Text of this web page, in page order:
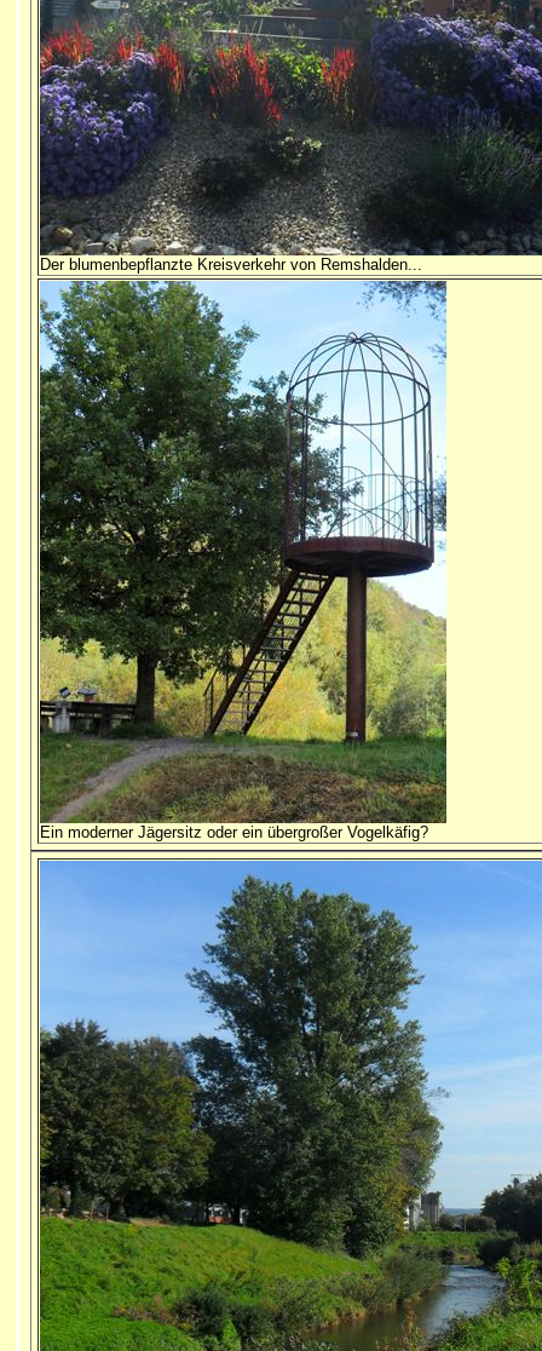
Der blumenbepflanzte Kreisverkehr von Remshalden...
Ein moderner Jägersitz oder ein übergroßer Vogelkäfig?